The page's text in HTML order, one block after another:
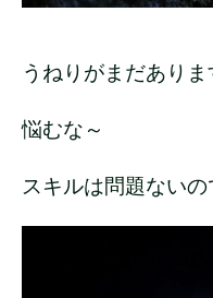
うねりがまだありま
悩むな～
スキルは問題ない